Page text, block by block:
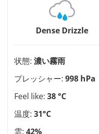
Dense Drizzle
状態: 濃い霧雨
プレッシャー: 998 hPa
Feel like: 38 °C
温度: 31°C
雲: 42%